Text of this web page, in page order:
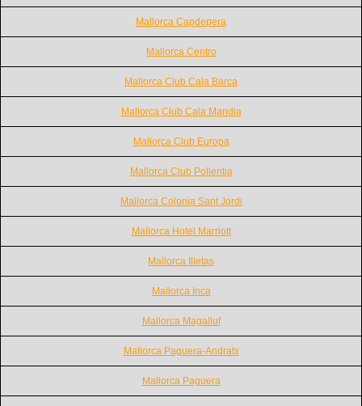
Mallorca Capdepera
Mallorca Centro
Mallorca Club Cala Barca
Mallorca Club Cala Mandia
Mallorca Club Europa
Mallorca Club Pollentia
Mallorca Colonia Sant Jordi
Mallorca Hotel Marriott
Mallorca Illetas
Mallorca Inca
Mallorca Magalluf
Mallorca Paguera-Andratx
Mallorca Paguera